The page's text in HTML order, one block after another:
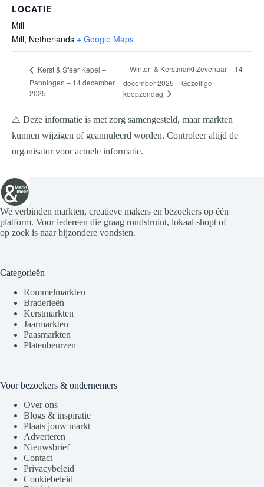
LOCATIE
Mill
Mill, Netherlands + Google Maps
Kerst & Sfeer Kepel –
Panningen – 14 december
2025
Winter- & Kerstmarkt Zevenaar – 14
december 2025 – Gezellige
koopzondag
⚠️ Deze informatie is met zorg samengesteld, maar markten
kunnen wijzigen of geannuleerd worden. Controleer altijd de
organisator voor actuele informatie.
We verbinden markten, creatieve makers en bezoekers op één
platform. Voor iedereen die graag rondstruint, lokaal shopt of
op zoek is naar bijzondere vondsten.
Categorieën
Rommelmarkten
Braderieën
Kerstmarkten
Jaarmarkten
Paasmarkten
Platenbeurzen
Voor bezoekers & ondernemers
Over ons
Blogs & inspiratie
Plaats jouw markt
Adverteren
Nieuwsbrief
Contact
Privacybeleid
Cookiebeleid